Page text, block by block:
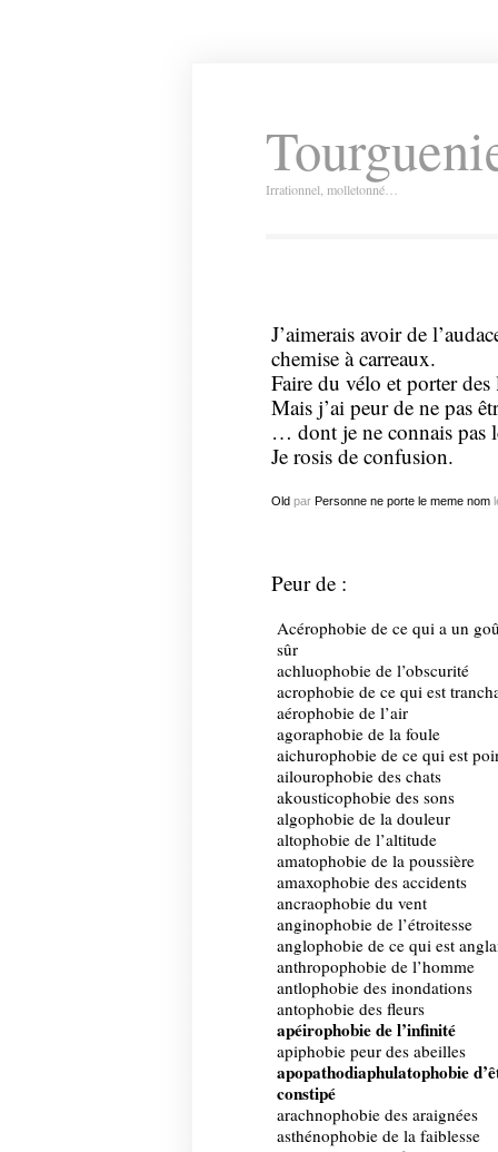
Irrationnel, molletonné…
J’aimerais avoir de
chemise à carreaux.
Faire du vélo et porter des
Mais j’ai peur de ne pas
… dont je ne connais pas
Je rosis de confusion.
Oldpar Personne ne porte le meme nom
Peur de :
Acérophobie de ce qui a un
sûr
achluophobie de l’obscurité
acrophobie de ce qui est
aérophobie de l’air
agoraphobie de la foule
aichurophobie de ce qui est
ailourophobie des chats
akousticophobie des sons
algophobie de la douleur
altophobie de l’altitude
amatophobie de la poussière
amaxophobie des accidents
ancraophobie du vent
anginophobie de l’étroitesse
anglophobie de ce qui est
anthropophobie de l’homme
antlophobie des inondations
antophobie des fleurs
apéirophobie de l’infinité
apiphobie peur des abeilles
apopathodiaphulatophobie
constipé
arachnophobie des araignées
asthénophobie de la faiblesse